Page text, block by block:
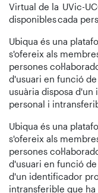
Virtual de la UVic-
disponibles cada
Ubiqua és una
s'ofereix als
persones
d'usuari en funció
usuària disposa
personal i
Ubiqua és una
s'ofereix als
persones
d'usuari en funció
d'un identificador
intransferible que